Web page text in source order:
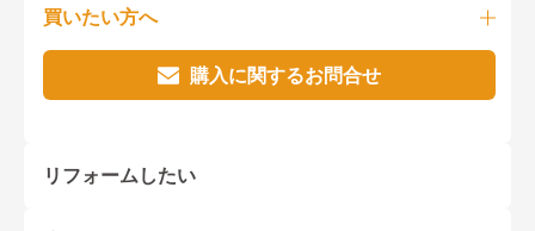
買いたい方へ
購入に関するお問合せ
リフォームしたい